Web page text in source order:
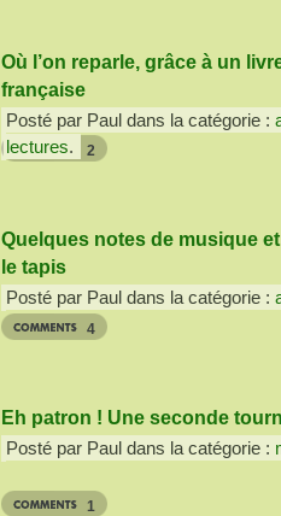
Où l’on reparle, grâce à un
française
Posté par Paul dans la catégorie :
lectures. 2
Quelques notes de musique
le tapis
Posté par Paul dans la catégorie :
4
Eh patron ! Une seconde
Posté par Paul dans la catégorie :
1